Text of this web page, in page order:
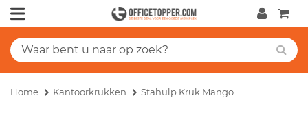
Home Kantoorkrukken Stahulp Kruk Mango